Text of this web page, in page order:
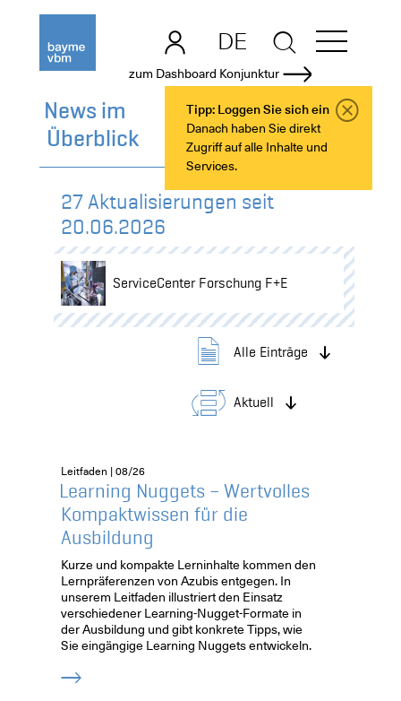
zum Dashboard Konjunktur
Tipp: Loggen Sie sich ein
Danach haben Sie direkt
Zugriff auf alle Inhalte und
Services.
DE
EN
News im
Überblick
SC Ausbildung +
Personalentwicklung
27 Aktualisierungen seit
20.06.2026
ServiceCenter Forschung F+E
Alle Einträge
Aktuell
Leitfaden | 08/26
Learning Nuggets – Wertvolles
Kompaktwissen für die
Ausbildung
Kurze und kompakte Lerninhalte kommen den
Lernpräferenzen von Azubis entgegen. In
unserem Leitfaden illustriert den Einsatz
verschiedener Learning-Nugget-Formate in
der Ausbildung und gibt konkrete Tipps, wie
Sie eingängige Learning Nuggets entwickeln.